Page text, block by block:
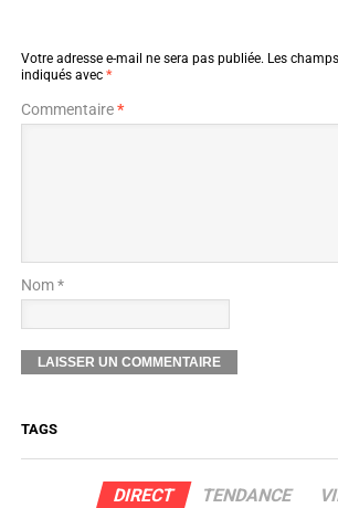
Votre adresse e-mail ne sera pas publiée. Les
indiqués avec *
Commentaire*
Nom *
TAGS
DIRECT TENDANCE